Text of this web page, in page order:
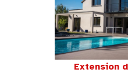
Extension